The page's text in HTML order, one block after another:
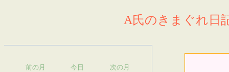
A氏のきまぐれ日
前の月 今日 次の月